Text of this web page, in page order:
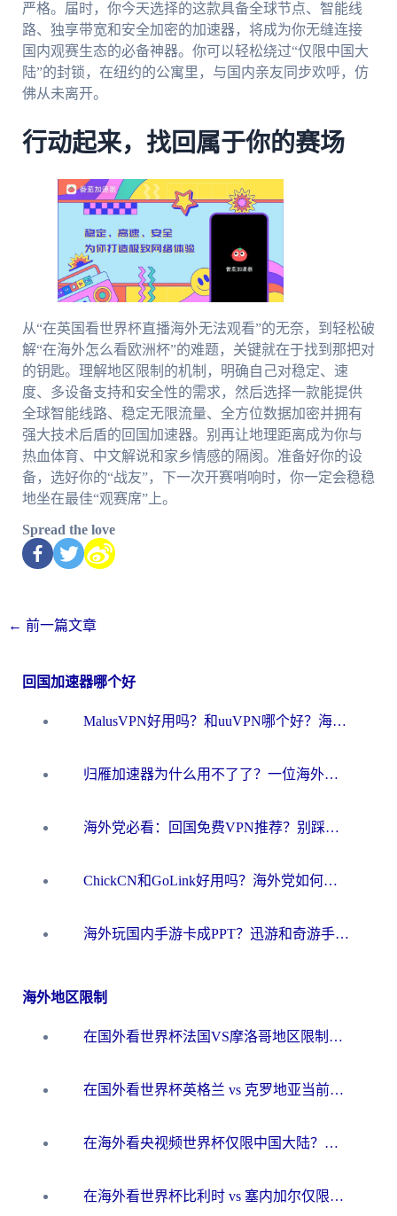
严格。届时，你今天选择的这款具备全球节点、智能线
路、独享带宽和安全加密的加速器，将成为你无缝连接
国内观赛生态的必备神器。你可以轻松绕过“仅限中国大
陆”的封锁，在纽约的公寓里，与国内亲友同步欢呼，仿
佛从未离开。
行动起来，找回属于你的赛场
从“在英国看世界杯直播海外无法观看”的无奈，到轻松破
解“在海外怎么看欧洲杯”的难题，关键就在于找到那把对
的钥匙。理解地区限制的机制，明确自己对稳定、速
度、多设备支持和安全性的需求，然后选择一款能提供
全球智能线路、稳定无限流量、全方位数据加密并拥有
强大技术后盾的回国加速器。别再让地理距离成为你与
热血体育、中文解说和家乡情感的隔阂。准备好你的设
备，选好你的“战友”，下一次开赛哨响时，你一定会稳稳
地坐在最佳“观赛席”上。
Spread the love
← 前一篇文章
回国加速器哪个好
MalusVPN好用吗？和uuVPN哪个好？海外党无缝访问国内资源的真实对比与选择指南
归雁加速器为什么用不了了？一位海外游子的真实困惑与技术解答
海外党必看：回国免费VPN推荐？别踩坑！教你选对加速器无缝刷国内资源
ChickCN和GoLink好用吗？海外党如何选对回国加速器
海外玩国内手游卡成PPT？迅游和奇游手游哪个好？一篇讲透回国加速器怎么选
海外地区限制
在国外看世界杯法国VS摩洛哥地区限制？这篇指南让你流畅看中文解说无压力
在国外看世界杯英格兰 vs 克罗地亚当前地区不可播放？这篇指南帮你搞定所有海外观赛难题
在海外看央视频世界杯仅限中国大陆？这篇指南帮你解锁中文解说+无卡顿直播
在海外看世界杯比利时 vs 塞内加尔仅限中国大陆？我找到了最流畅的中文解说之路